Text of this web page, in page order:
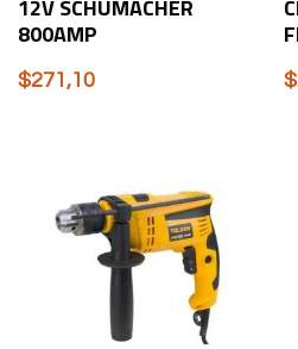
12V SCHUMACHER
800AMP
$271,10 $